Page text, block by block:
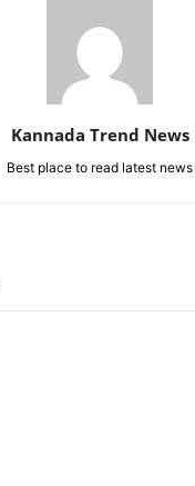
Kannada Trend News
Best place to read latest news